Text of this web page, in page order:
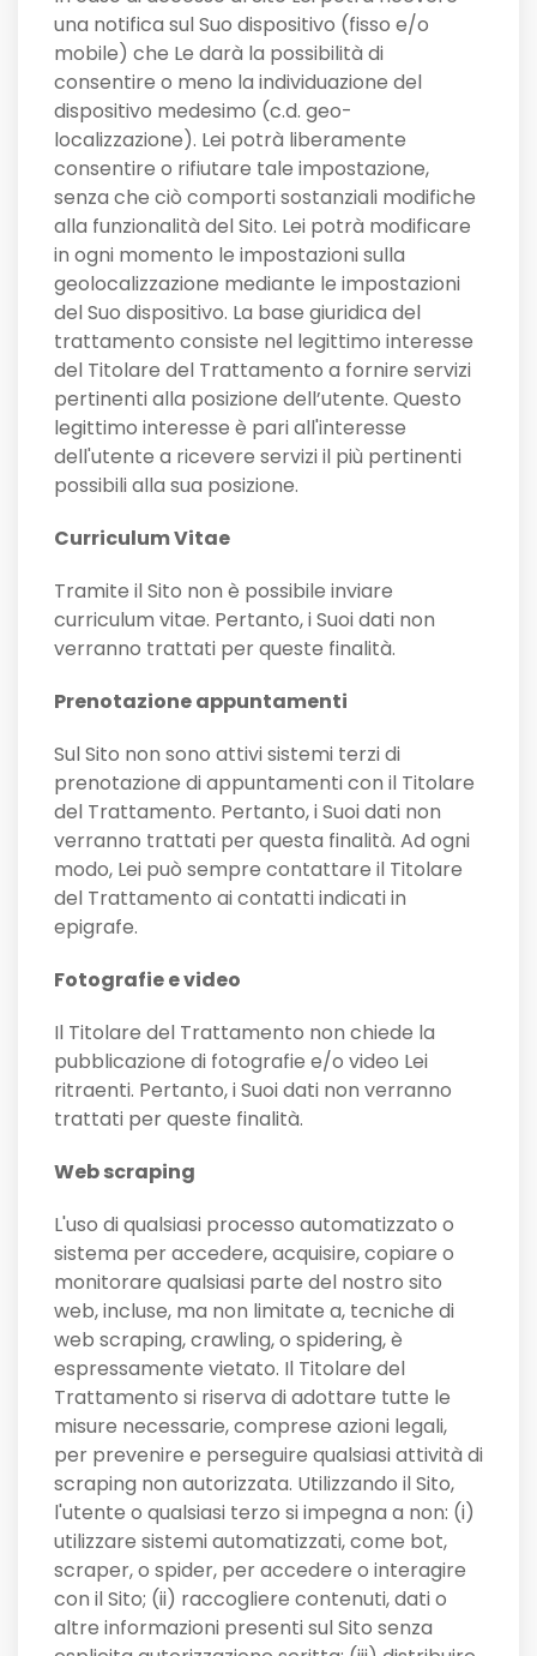
una notifica sul Suo dispositivo (fisso e/o
mobile) che Le darà la possibilità di
consentire o meno la individuazione del
dispositivo medesimo (c.d. geo-
localizzazione). Lei potrà liberamente
consentire o rifiutare tale impostazione,
senza che ciò comporti sostanziali modifiche
alla funzionalità del Sito. Lei potrà modificare
in ogni momento le impostazioni sulla
geolocalizzazione mediante le impostazioni
del Suo dispositivo. La base giuridica del
trattamento consiste nel legittimo interesse
del Titolare del Trattamento a fornire servizi
pertinenti alla posizione dell’utente. Questo
legittimo interesse è pari all'interesse
dell'utente a ricevere servizi il più pertinenti
possibili alla sua posizione.
Curriculum Vitae
Tramite il Sito non è possibile inviare
curriculum vitae. Pertanto, i Suoi dati non
verranno trattati per queste finalità.
Prenotazione appuntamenti
Sul Sito non sono attivi sistemi terzi di
prenotazione di appuntamenti con il Titolare
del Trattamento. Pertanto, i Suoi dati non
verranno trattati per questa finalità. Ad ogni
modo, Lei può sempre contattare il Titolare
del Trattamento ai contatti indicati in
epigrafe.
Fotografie e video
Il Titolare del Trattamento non chiede la
pubblicazione di fotografie e/o video Lei
ritraenti. Pertanto, i Suoi dati non verranno
trattati per queste finalità.
Web scraping
L'uso di qualsiasi processo automatizzato o
sistema per accedere, acquisire, copiare o
monitorare qualsiasi parte del nostro sito
web, incluse, ma non limitate a, tecniche di
web scraping, crawling, o spidering, è
espressamente vietato. Il Titolare del
Trattamento si riserva di adottare tutte le
misure necessarie, comprese azioni legali,
per prevenire e perseguire qualsiasi attività di
scraping non autorizzata. Utilizzando il Sito,
l'utente o qualsiasi terzo si impegna a non: (i)
utilizzare sistemi automatizzati, come bot,
scraper, o spider, per accedere o interagire
con il Sito; (ii) raccogliere contenuti, dati o
altre informazioni presenti sul Sito senza